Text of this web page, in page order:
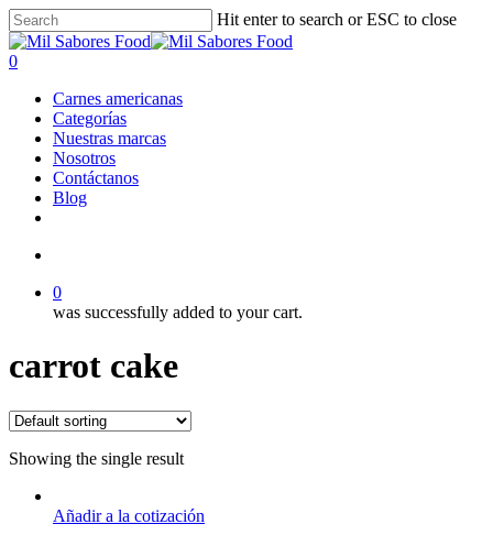
Skip
to
main
Hit enter to search or ESC to close
Close
Search
search
0
Carnes americanas
Categorías
Nuestras marcas
Nosotros
Contáctanos
Blog
0
was successfully added to your cart.
carrot cake
Showing the single result
Añadir a la cotización